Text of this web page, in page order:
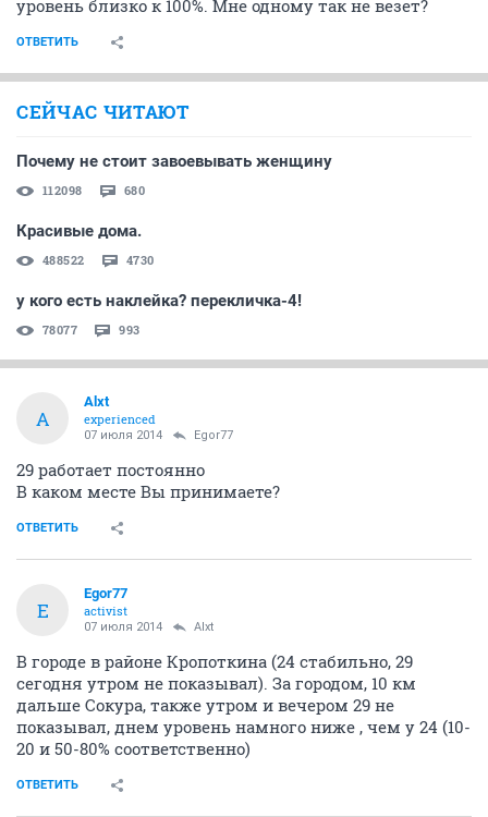
E
activist
07 июля 2014
А что все-таки с 29 каналом? Сегодня утром опять
приема не было. В пятницу вечером хотел футбол
антенну в другую сторону повернуть и по 26 каналу
смотреть. При этом 24 никуда не пропадает и
уровень близко к 100%. Мне одному так не везет?
ОТВЕТИТЬ
СЕЙЧАС ЧИТАЮТ
Красивые дома.
у кого есть наклейка? перекличка-4!
78077 993
A
Alxt
experienced
07 июля 2014 Egor77
29 работает постоянно
В каком месте Вы принимаете?
ОТВЕТИТЬ
Egor77